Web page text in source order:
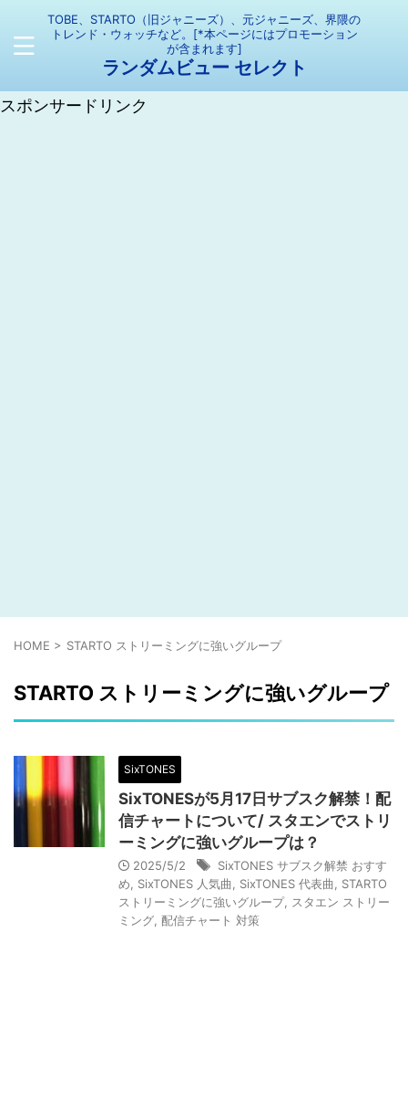
TOBE、STARTO（旧ジャニーズ）、元ジャニーズ、界隈の
トレンド・ウォッチなど。[*本ページにはプロモーション
が含まれます]
ランダムビュー セレクト
スポンサードリンク
HOME > STARTO ストリーミングに強いグループ
STARTO ストリーミングに強いグループ
SixTONES
SixTONESが5月17日サブスク解禁！配
信チャートについて/ スタエンでストリ
ーミングに強いグループは？
2025/5/2
SixTONES サブスク解禁 おすす
め
SixTONES 人気曲 SixTONES 代表曲
STARTO
ストリーミングに強いグループ, スタエン ストリー
ミング 配信チャート 対策